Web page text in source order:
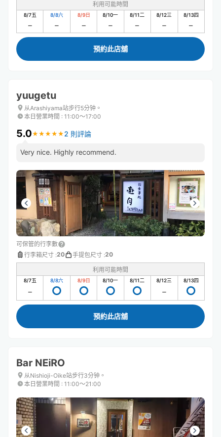
利用可能時間
8/7五 8/8六 8/9日 8/10一 8/11二 8/12三 8/13四
預約此店舖
yuugetu
从Arashiyama站步行5分钟。
本日營業時間 : 11:00〜17:00
5.0★ ★ ★ ★ ★
★ ★ ★ ★ ★ 2 則評論
Very nice. Highly recommend.
可保管的行李數
行李箱尺寸 :20 手提包尺寸 :20
利用可能時間
8/7五 8/8六 8/9日 8/10一 8/11二 8/12三 8/13四
預約此店舖
Bar NEiRO
从Nishioji-Oike站步行3分钟。
本日營業時間 : 11:00〜21:00